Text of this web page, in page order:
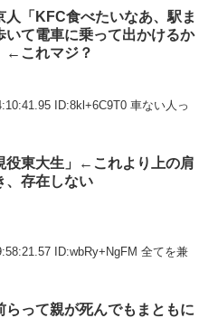
人「KFC食べたいなあ、駅ま
いて電車に乗って出かけるか
←これマジ？
ID:8kl+6C9T0 車ない人っ
役東大生」←これより上の肩
、存在しない
ID:wbRy+NgFM 全てを兼
らって親が死んでもまともに